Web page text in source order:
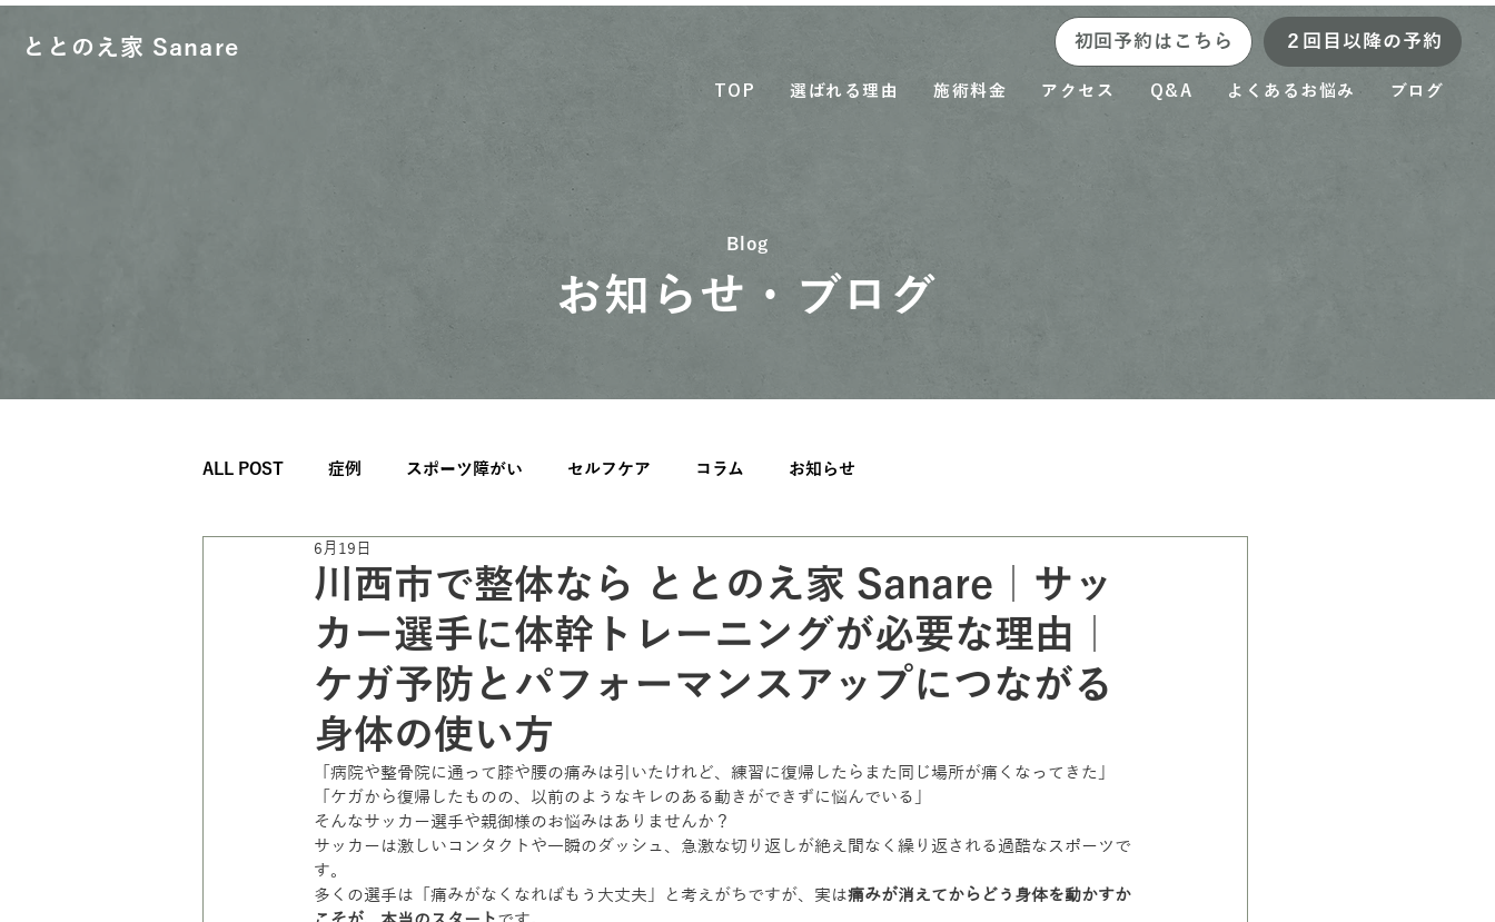
ととのえ家 Sanare 初回予約はこちら ２回目以降の予約
TOP 選ばれる理由 施術料金 アクセス Q&A よくあるお悩み ブログ
Blog
お知らせ・ブログ
ALL POST 症例 スポーツ障がい セルフケア コラム お知らせ
川西市で整体なら ととのえ家 Sanare｜サッ
カー選手に体幹トレーニングが必要な理由｜
ケガ予防とパフォーマンスアップにつながる
身体の使い方
6月19日
「病院や整骨院に通って膝や腰の痛みは引いたけれど、練習に復帰したらまた同じ場所が痛くなってきた」
「ケガから復帰したものの、以前のようなキレのある動きができずに悩んでいる」
そんなサッカー選手や親御様のお悩みはありませんか？
サッカーは激しいコンタクトや一瞬のダッシュ、急激な切り返しが絶え間なく繰り返される過酷なスポーツで
す。
多くの選手は「痛みがなくなればもう大丈夫」と考えがちですが、実は痛みが消えてからどう身体を動かすか